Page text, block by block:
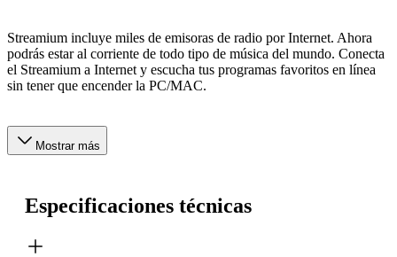
Streamium incluye miles de emisoras de radio por Internet. Ahora
podrás estar al corriente de todo tipo de música del mundo. Conecta
el Streamium a Internet y escucha tus programas favoritos en línea
sin tener que encender la PC/MAC.
Mostrar más
Especificaciones técnicas